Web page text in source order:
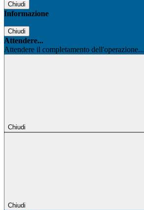
Chiudi
Informazione
Chiudi
Attendere...
Attendere il completamento dell'operazione...
Chiudi
Chiudi